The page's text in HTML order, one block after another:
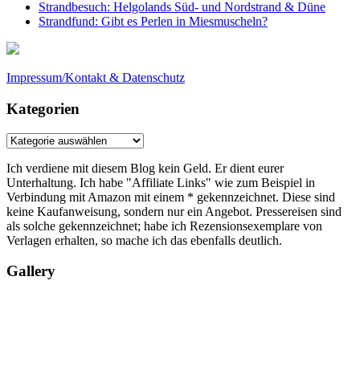
Strandbesuch: Helgolands Süd- und Nordstrand & Düne
Strandfund: Gibt es Perlen in Miesmuscheln?
Impressum/Kontakt & Datenschutz
Kategorien
Kategorien
Ich verdiene mit diesem Blog kein Geld. Er dient eurer
Unterhaltung. Ich habe "Affiliate Links" wie zum Beispiel in
Verbindung mit Amazon mit einem * gekennzeichnet. Diese sind
keine Kaufanweisung, sondern nur ein Angebot. Pressereisen sind
als solche gekennzeichnet; habe ich Rezensionsexemplare von
Verlagen erhalten, so mache ich das ebenfalls deutlich.
Gallery